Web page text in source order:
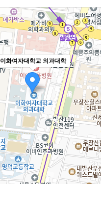
이화여자대학교 의과대학